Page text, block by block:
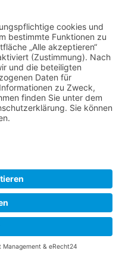
auf die erste
du den
dann ist die
oder seit
genügend Zeit
das Thema
du einfach eine
jedoch sicher,
beachtest! Es
wenn ohne